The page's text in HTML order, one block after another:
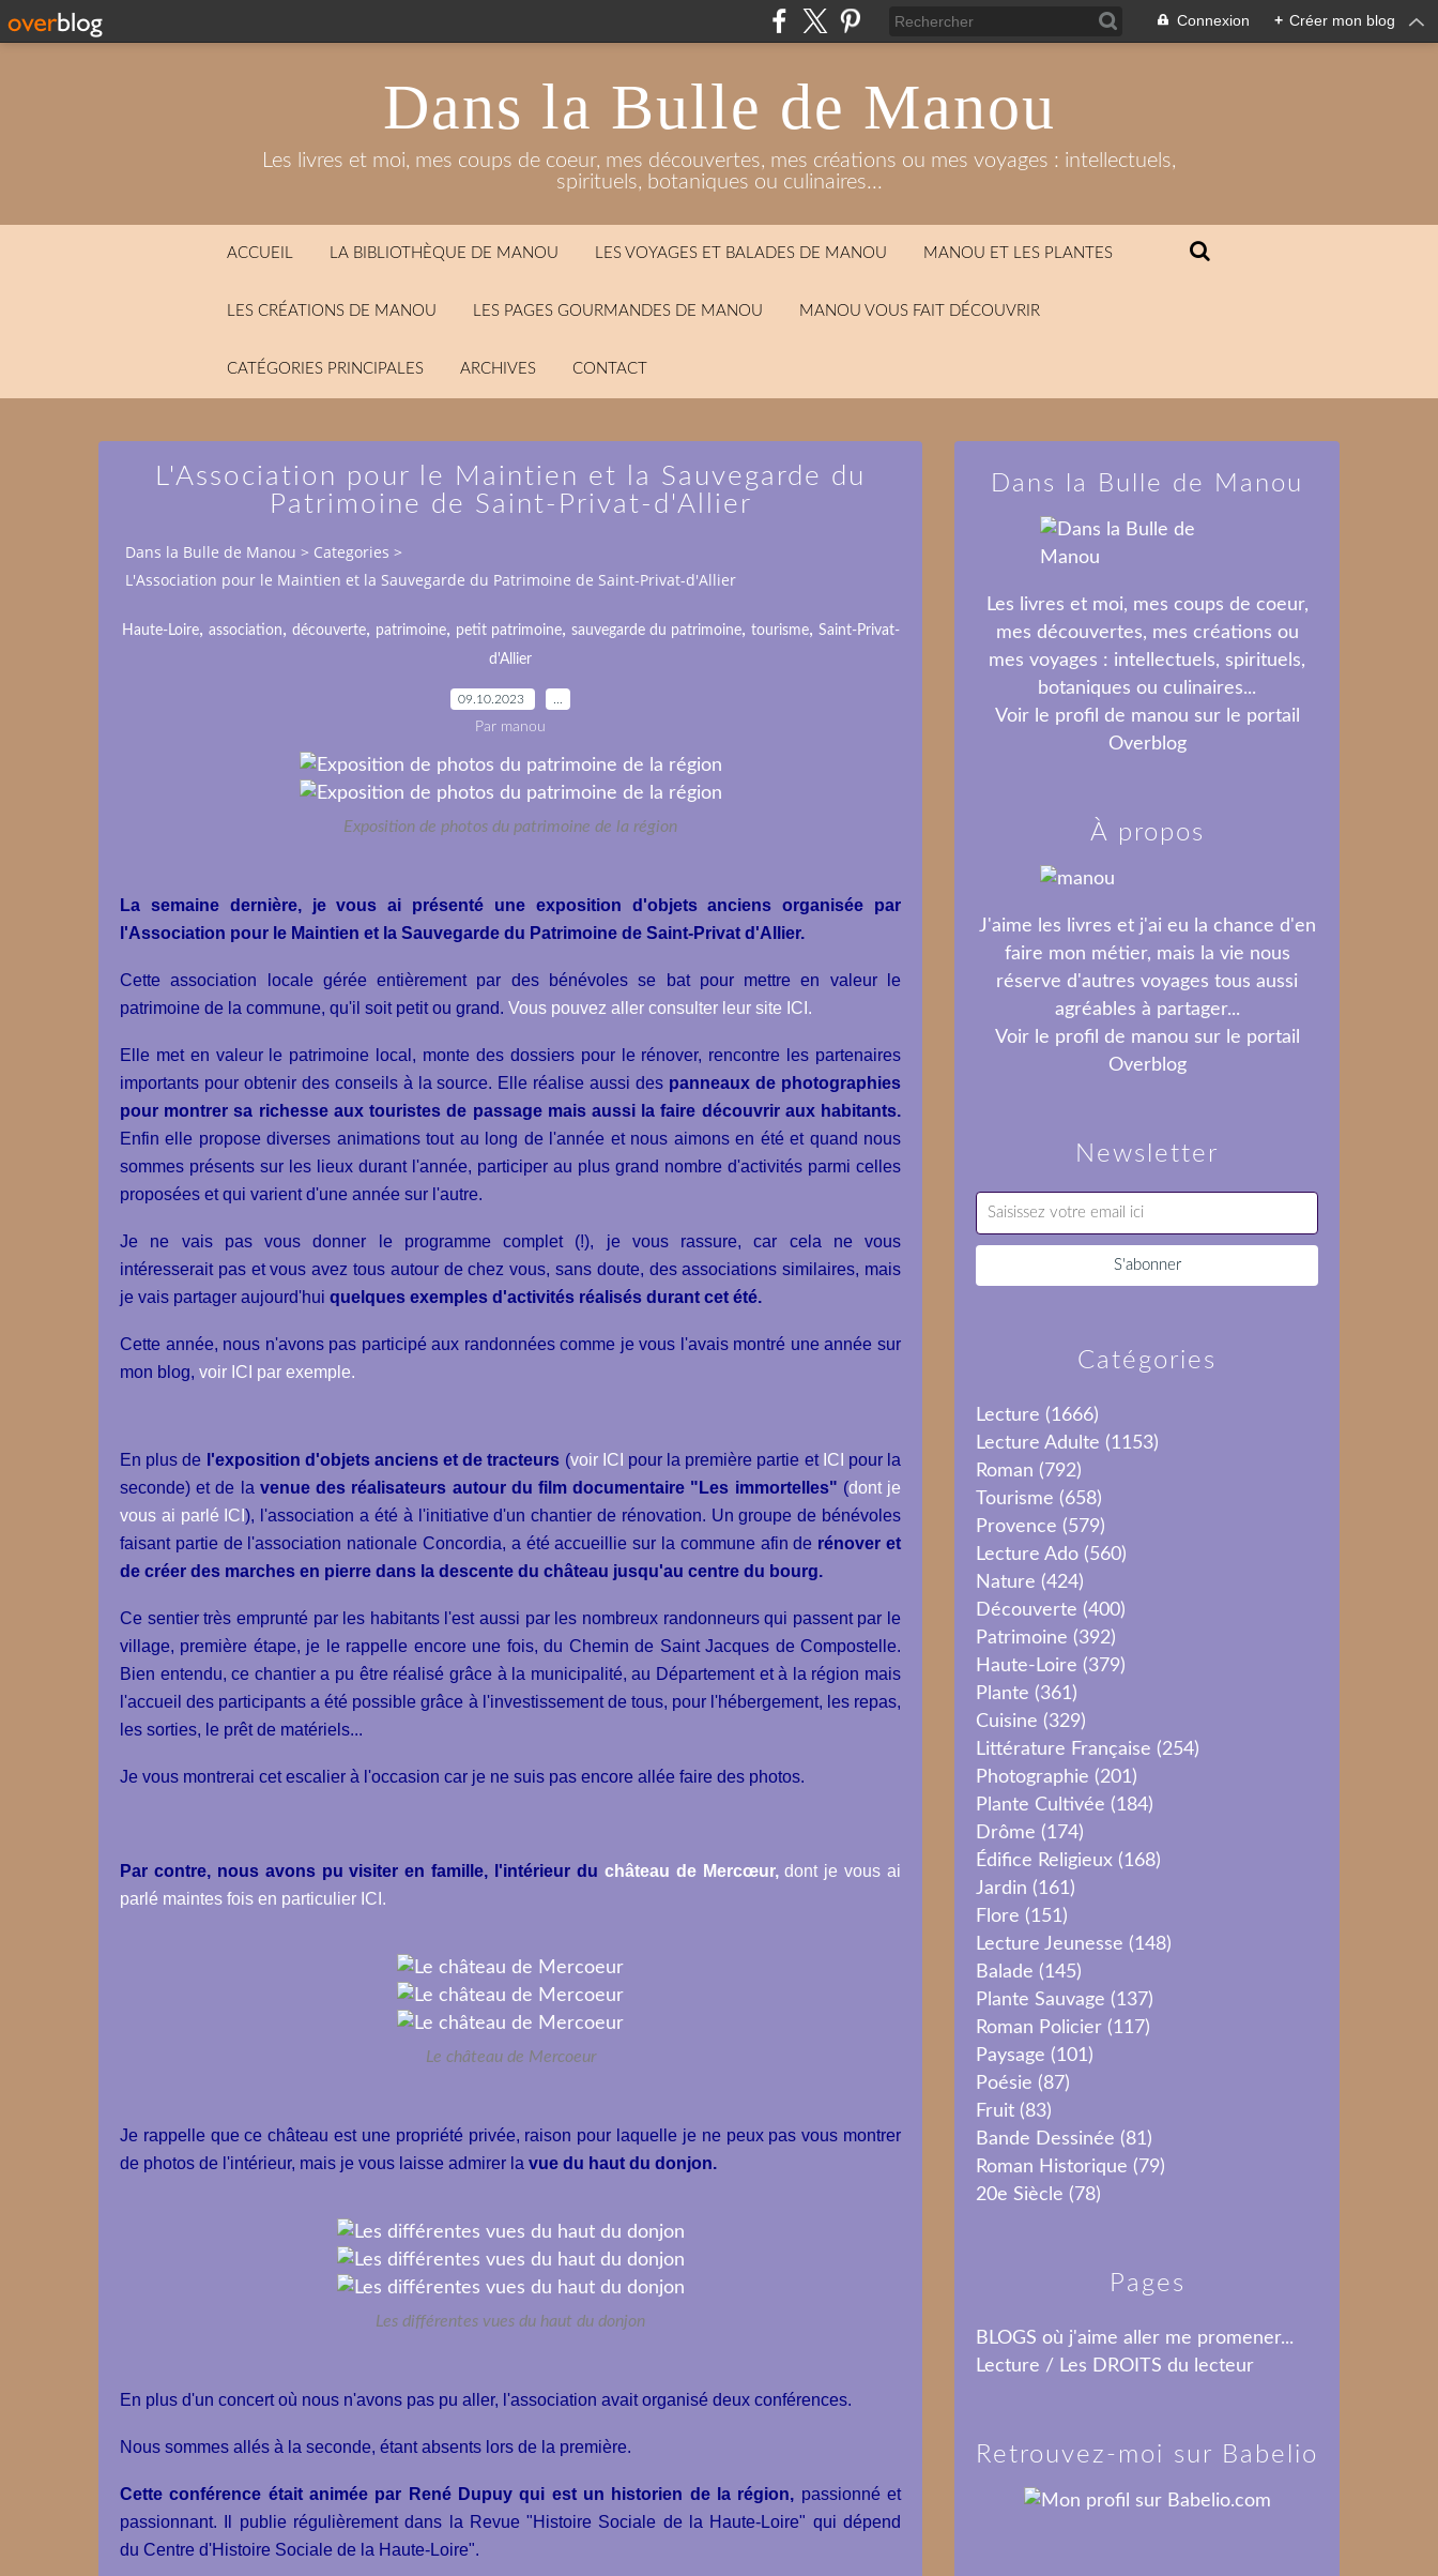
Connexion + Créer mon blog
Dans la Bulle de Manou
Les livres et moi, mes coups de coeur, mes découvertes, mes créations ou mes voyages : intellectuels,
spirituels, botaniques ou culinaires...
ACCUEIL LA BIBLIOTHÈQUE DE MANOU LES VOYAGES ET BALADES DE MANOU MANOU ET LES PLANTES
LES CRÉATIONS DE MANOU LES PAGES GOURMANDES DE MANOU MANOU VOUS FAIT DÉCOUVRIR
CATÉGORIES PRINCIPALES ARCHIVES CONTACT
L'Association pour le Maintien et la Sauvegarde du
Patrimoine de Saint-Privat-d'Allier
Dans la Bulle de Manou > Categories >
L'Association pour le Maintien et la Sauvegarde du Patrimoine de Saint-Privat-d'Allier
Haute-Loire, association, découverte, patrimoine, petit patrimoine, sauvegarde du patrimoine, tourisme, Saint-Privat-
d'Allier
09.10.2023
Par manou
Exposition de photos du patrimoine de la région
La semaine dernière, je vous ai présenté une exposition d'objets anciens organisée par
l'Association pour le Maintien et la Sauvegarde du Patrimoine de Saint-Privat d'Allier.
Cette association locale gérée entièrement par des bénévoles se bat pour mettre en valeur le
patrimoine de la commune, qu'il soit petit ou grand. Vous pouvez aller consulter leur site ICI.
Elle met en valeur le patrimoine local, monte des dossiers pour le rénover, rencontre les partenaires
importants pour obtenir des conseils à la source. Elle réalise aussi des panneaux de photographies
pour montrer sa richesse aux touristes de passage mais aussi la faire découvrir aux habitants.
Enfin elle propose diverses animations tout au long de l'année et nous aimons en été et quand nous
sommes présents sur les lieux durant l'année, participer au plus grand nombre d'activités parmi celles
proposées et qui varient d'une année sur l'autre.
Je ne vais pas vous donner le programme complet (!), je vous rassure, car cela ne vous
intéresserait pas et vous avez tous autour de chez vous, sans doute, des associations similaires, mais
je vais partager aujourd'hui quelques exemples d'activités réalisés durant cet été.
Cette année, nous n'avons pas participé aux randonnées comme je vous l'avais montré une année sur
mon blog, voir ICI par exemple.
En plus de l'exposition d'objets anciens et de tracteurs (voir ICI pour la première partie etICI pour la
seconde) et de la venue des réalisateurs autour du film documentaire "Les immortelles" (dont je
vous ai parlé ICI), l'association a été à l'initiative d'un chantier de rénovation. Un groupe de bénévoles
faisant partie de l'association nationale Concordia, a été accueillie sur la commune afin de rénover et
de créer des marches en pierre dans la descente du château jusqu'au centre du bourg.
Ce sentier très emprunté par les habitants l'est aussi par les nombreux randonneurs qui passent par le
village, première étape, je le rappelle encore une fois, du Chemin de Saint Jacques de Compostelle.
Bien entendu, ce chantier a pu être réalisé grâce à la municipalité, au Département et à la région mais
l'accueil des participants a été possible grâce à l'investissement de tous, pour l'hébergement, les repas,
les sorties, le prêt de matériels...
Je vous montrerai cet escalier à l'occasion car je ne suis pas encore allée faire des photos.
Par contre, nous avons pu visiter en famille, l'intérieur du château de Mercœur,dont je vous ai
parlé maintes fois en particulier ICI.
Le château de Mercoeur
Je rappelle que ce château est une propriété privée, raison pour laquelle je ne peux pas vous montrer
de photos de l'intérieur, mais je vous laisse admirer la vue du haut du donjon.
Les différentes vues du haut du donjon
En plus d'un concert où nous n'avons pas pu aller, l'association avait organisé deux conférences.
Nous sommes allés à la seconde, étant absents lors de la première.
Cette conférence était animée par René Dupuy qui est un historien de la région, passionné et
passionnant. Il publie régulièrement dans la Revue "Histoire Sociale de la Haute-Loire" qui dépend
du Centre d'Histoire Sociale de la Haute-Loire".
Newsletter
Catégories
Lecture (1666)
Lecture Adulte (1153)
Roman (792)
Tourisme (658)
Provence (579)
Lecture Ado (560)
Nature (424)
Découverte (400)
Patrimoine (392)
Haute-Loire (379)
Plante (361)
Cuisine (329)
Littérature Française (254)
Photographie (201)
Plante Cultivée (184)
Drôme (174)
Édifice Religieux (168)
Jardin (161)
Flore (151)
Lecture Jeunesse (148)
Balade (145)
Plante Sauvage (137)
Roman Policier (117)
Paysage (101)
Poésie (87)
Fruit (83)
Bande Dessinée (81)
Roman Historique (79)
20e Siècle (78)
Pages
BLOGS où j'aime aller me promener...
Lecture / Les DROITS du lecteur
Dans la Bulle de Manou
Les livres et moi, mes coups de coeur,
mes découvertes, mes créations ou
mes voyages : intellectuels, spirituels,
botaniques ou culinaires...
Voir le profil de manou sur le portail
Overblog
À propos
J'aime les livres et j'ai eu la chance d'en
faire mon métier, mais la vie nous
réserve d'autres voyages tous aussi
agréables à partager...
Voir le profil de manou sur le portail
Overblog
Retrouvez-moi sur Babelio